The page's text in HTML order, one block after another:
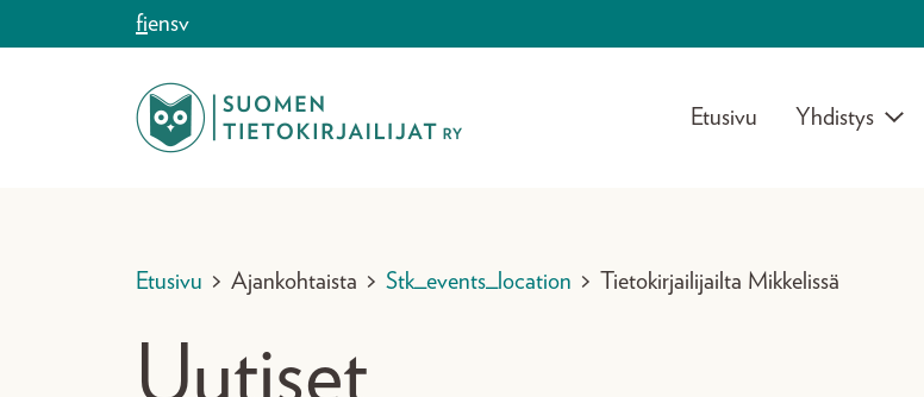
fiensv
Etusivu Yhdistys
Etusivu > Ajankohtaista > Stk_events_location > Tietokirjailijailta Mikkelissä
Uutiset